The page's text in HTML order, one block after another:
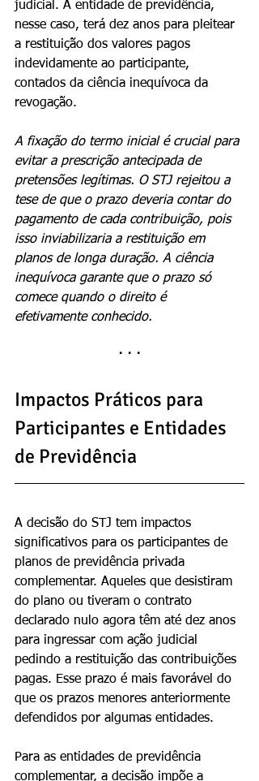
judicial. A entidade de previdência,
nesse caso, terá dez anos para pleitear
a restituição dos valores pagos
indevidamente ao participante,
contados da ciência inequívoca da
revogação.
A fixação do termo inicial é crucial para
evitar a prescrição antecipada de
pretensões legítimas. O STJ rejeitou a
tese de que o prazo deveria contar do
pagamento de cada contribuição, pois
isso inviabilizaria a restituição em
planos de longa duração. A ciência
inequívoca garante que o prazo só
comece quando o direito é
efetivamente conhecido.
· · ·
Impactos Práticos para
Participantes e Entidades
de Previdência
A decisão do STJ tem impactos
significativos para os participantes de
planos de previdência privada
complementar. Aqueles que desistiram
do plano ou tiveram o contrato
declarado nulo agora têm até dez anos
para ingressar com ação judicial
pedindo a restituição das contribuições
pagas. Esse prazo é mais favorável do
que os prazos menores anteriormente
defendidos por algumas entidades.
Para as entidades de previdência
complementar, a decisão impõe a